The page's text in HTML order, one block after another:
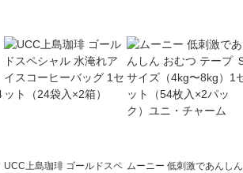
UCC上島珈琲 ゴールドスペ ムーニー 低刺激であんしん